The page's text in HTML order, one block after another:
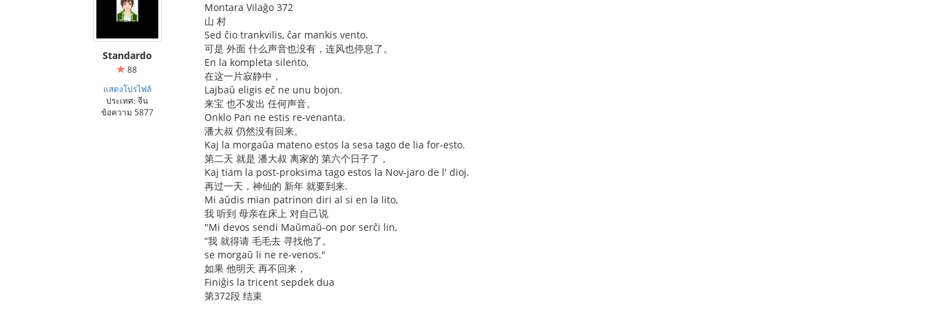
Standardo
88
แสดงโปรไฟล์
ประเทศ: จีน
ข้อความ 5877
Montara Vilaĝo 372
山 村
Sed ĉio trankvilis, ĉar mankis vento.
可是 外面 什么声音也没有，连风也停息了。
En la kompleta silento,
在这一片寂静中，
Lajbaŭ eligis eĉ ne unu bojon.
来宝 也不发出 任何声音。
Onklo Pan ne estis re-venanta.
潘大叔 仍然没有回来。
Kaj la morgaŭa mateno estos la sesa tago de lia for-esto.
第二天 就是 潘大叔 离家的 第六个日子了，
Kaj tiam la post-proksima tago estos la Nov-jaro de l' dioj.
再过一天，神仙的 新年 就要到来.
Mi aŭdis mian patrinon diri al si en la lito,
我 听到 母亲在床上 对自己说
"Mi devos sendi Maŭmaŭ-on por serĉi lin,
“我 就得请 毛毛去 寻找他了。
se morgaŭ li ne re-venos."
如果 他明天 再不回来，
Finiĝis la tricent sepdek dua
第372段 结束